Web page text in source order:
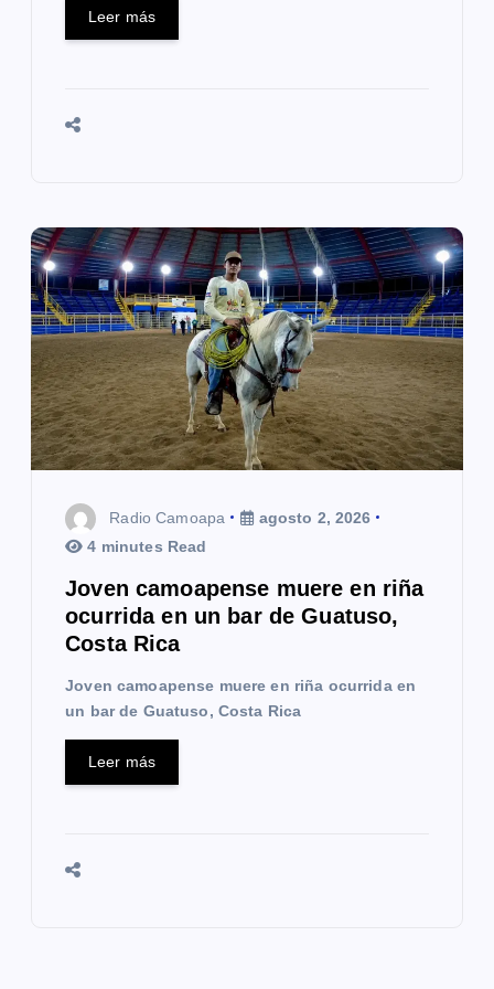
Leer más
Radio Camoapa
agosto 2, 2026
4 minutes Read
Joven camoapense muere en riña
ocurrida en un bar de Guatuso,
Costa Rica
Joven camoapense muere en riña ocurrida en
un bar de Guatuso, Costa Rica
Leer más